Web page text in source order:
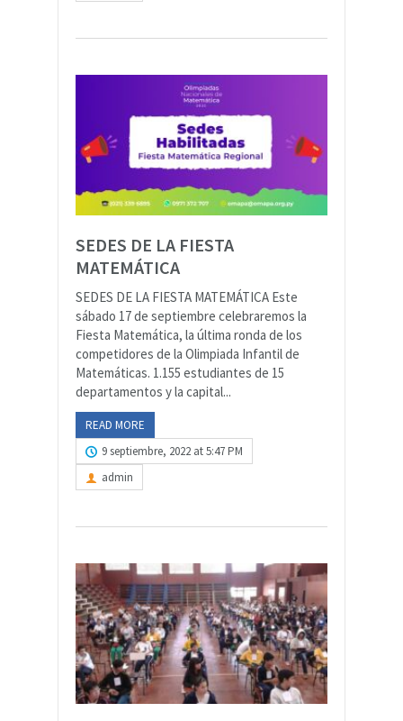
SEDES DE LA FIESTA
MATEMÁTICA
SEDES DE LA FIESTA MATEMÁTICA Este
sábado 17 de septiembre celebraremos la
Fiesta Matemática, la última ronda de los
competidores de la Olimpiada Infantil de
Matemáticas. 1.155 estudiantes de 15
departamentos y la capital...
READ MORE
9 septiembre, 2022 at 5:47 PM
admin